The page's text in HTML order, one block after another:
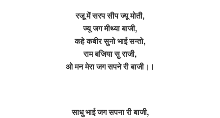
रजू में सरप सीप ज्यू मोती,
ज्यू जग मीथ्या बाजी,
कहे कबीर सुनो भाई सन्तो,
राम बजिया सु राजी,
ओ मन मेरा जग सपने री बाजी।।
साधु भाई जग सपना री बाजी,